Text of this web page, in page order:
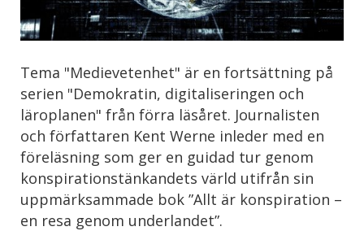
Tema "Medievetenhet" är en fortsättning på
serien "Demokratin, digitaliseringen och
läroplanen" från förra läsåret. Journalisten
och författaren Kent Werne inleder med en
föreläsning som ger en guidad tur genom
konspirationstänkandets värld utifrån sin
uppmärksammade bok ”Allt är konspiration –
en resa genom underlandet”.